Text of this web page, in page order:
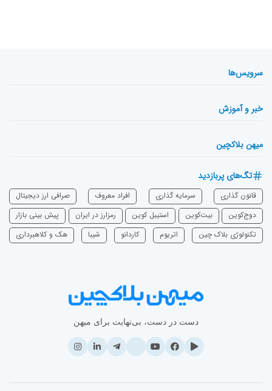
سرویس‌ها
خبر و آموزش
میهن بلاکچین
تگ‌های پربازدید
قانون گذاری سرمایه‌ گذاری افراد معروف
صرافی ارز دیجیتال
دوج‌کوین
بیت‌کوین استیبل کوین رمزارز در ایران
پیش بینی بازار
تکنولوژی بلاک چین
اتریوم ‌کاردانو شیبا هک و کلاهبرداری
دست در دست، بی‌نهایت برای میهن